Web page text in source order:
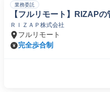
業務委託
【フルリモート】RIZAP
ＲＩＺＡＰ株式会社
フルリモート
完全歩合制